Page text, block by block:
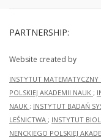
PARTNERSHIP:
Website created by
INSTYTUT MATEMATYCZNY
POLSKIEJ AKADEMII NAUK ;
NAUK ; INSTYTUT BADAŃ
LEŚNICTWA ; INSTYTUT
NENCKIEGO POLSKIEJ